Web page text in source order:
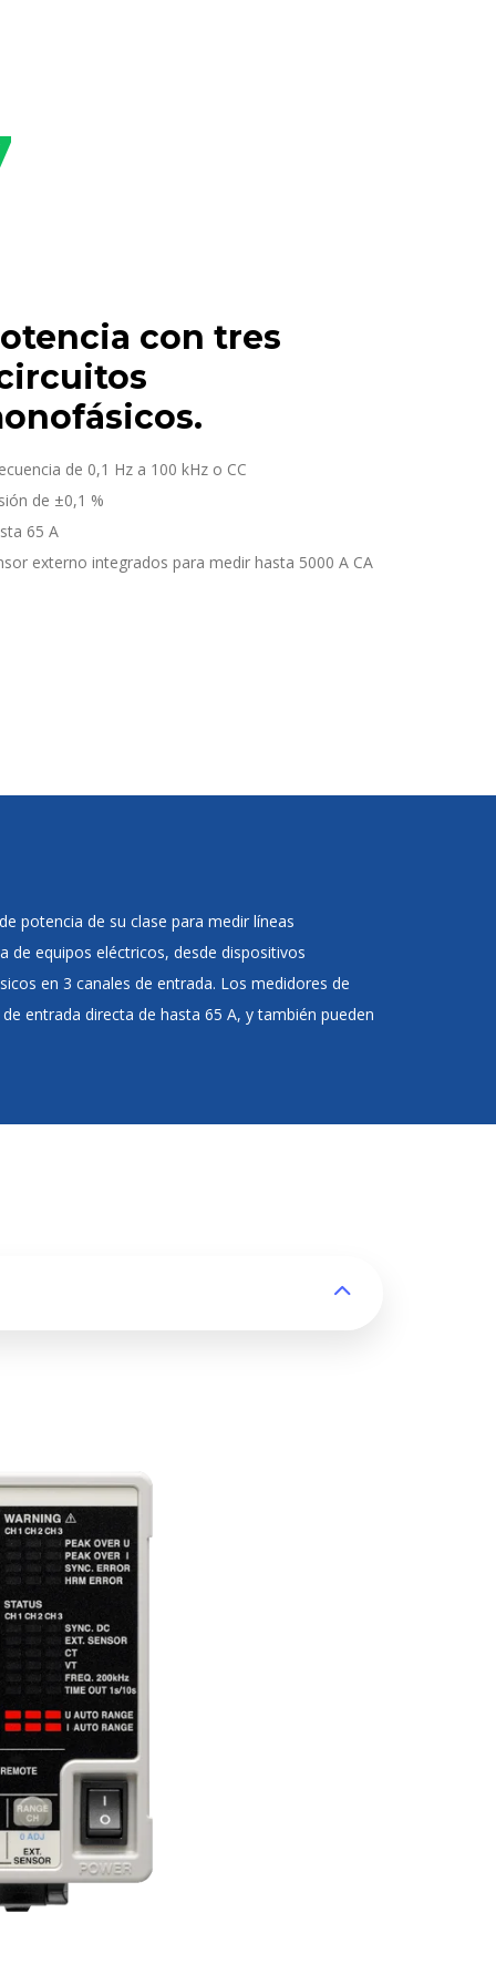
con tres
de 0,1 Hz a 100 kHz o CC
de ±0,1 %
65 A
externo integrados para medir hasta 5000 A CA
potencia de su clase para medir líneas
de equipos eléctricos, desde dispositivos
en 3 canales de entrada. Los medidores de
entrada directa de hasta 65 A, y también pueden